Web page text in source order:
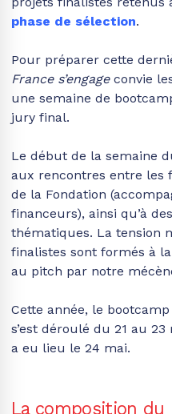
phase de sélection
Pour préparer cette
France s’engage convie
une semaine de
jury final
Le début de la semaine
aux rencontres entre les
de la Fondation
financeurs), ainsi qu’à
thématiques. La tension
finalistes sont formés à
au pitch par notre
Cette année, le
s’est déroulé du 21 au
a eu lieu le 24 mai.
La composition du